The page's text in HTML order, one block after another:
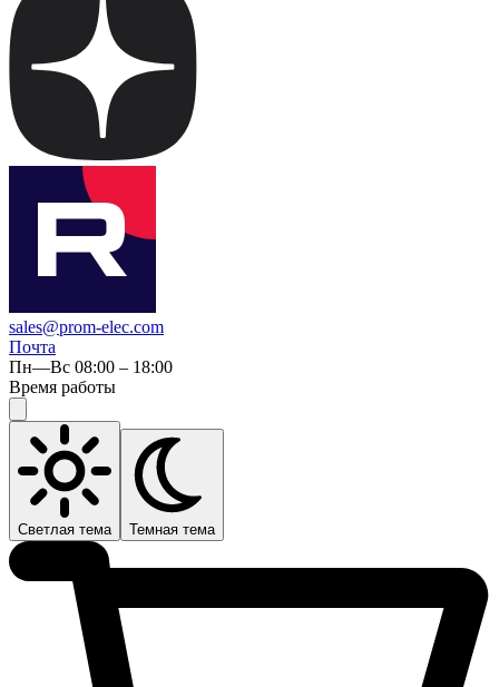
sales@prom-elec.com
Почта
Пн—Вс 08:00 – 18:00
Время работы
Светлая тема Темная тема